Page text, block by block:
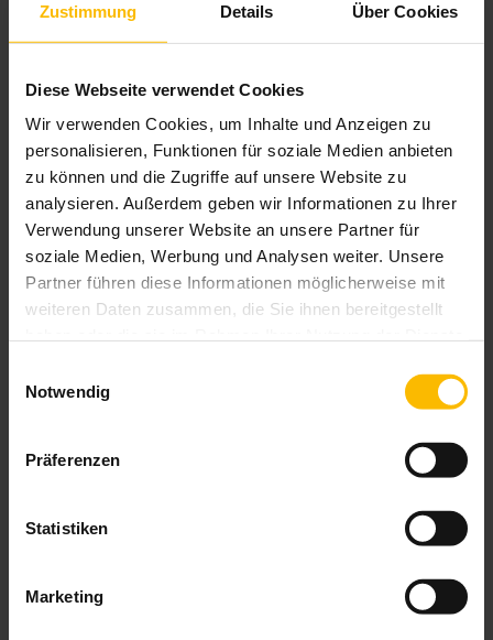
Zustimmung Details Über Cookies
Diese Webseite verwendet Cookies
Wir verwenden Cookies, um Inhalte und Anzeigen zu
personalisieren, Funktionen für soziale Medien anbieten
zu können und die Zugriffe auf unsere Website zu
analysieren. Außerdem geben wir Informationen zu Ihrer
Verwendung unserer Website an unsere Partner für
soziale Medien, Werbung und Analysen weiter. Unsere
Partner führen diese Informationen möglicherweise mit
weiteren Daten zusammen, die Sie ihnen bereitgestellt
Notwendig
Präferenzen
Statistiken
Marketing
Verschattung von Ganzglasecken oder Eckbereiche
Keine störende Führungsschiene im Eckbereich